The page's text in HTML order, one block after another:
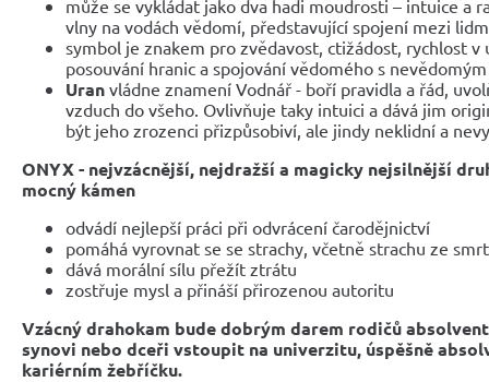
může se vykládat jako dva hadi moudrosti – intuice a
vlny na vodách vědomí, představující spojení mezi
symbol je znakem pro zvědavost, ctižádost, rychlost v
posouvání hranic a spojování vědomého s nevědomým
Uran vládne znamení Vodnář - boří pravidla a řád,
vzduch do všeho. Ovlivňuje taky intuici a dává jim
být jeho zrozenci přizpůsobiví, ale jindy neklidní a
ONYX - nejvzácnější, nejdražší a magicky nejsilnější
mocný kámen
odvádí nejlepší práci při odvrácení čarodějnictví
pomáhá vyrovnat se se strachy, včetně strachu ze
dává morální sílu přežít ztrátu
zostřuje mysl a přináší přirozenou autoritu
Vzácný drahokam bude dobrým darem rodičů
synovi nebo dceři vstoupit na univerzitu, úspěšně
kariérním žebříčku.